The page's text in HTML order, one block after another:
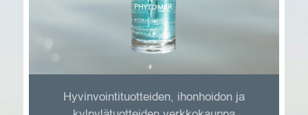
Hyvinvointituotteiden, ihonhoidon ja